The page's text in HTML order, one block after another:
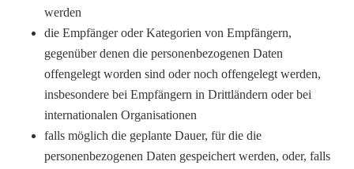
werden
die Empfänger oder Kategorien von Empfängern,
gegenüber denen die personenbezogenen Daten
offengelegt worden sind oder noch offengelegt werden,
insbesondere bei Empfängern in Drittländern oder bei
internationalen Organisationen
falls möglich die geplante Dauer, für die die
personenbezogenen Daten gespeichert werden, oder, falls